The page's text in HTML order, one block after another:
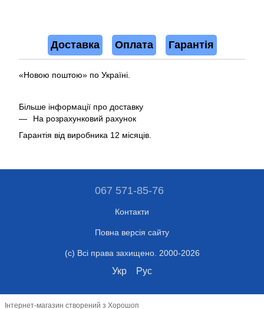
Доставка Оплата Гарантія
«Новою поштою» по Україні.
Більше інформації про доставку
На розрахунковий рахунок
Гарантія від виробника 12 місяців.
067 571-85-76
Контакти
Повна версія сайту
(c) Всі права захищено. 2000-2026
Укр Рус
Інтернет-магазин створений з Хорошоп